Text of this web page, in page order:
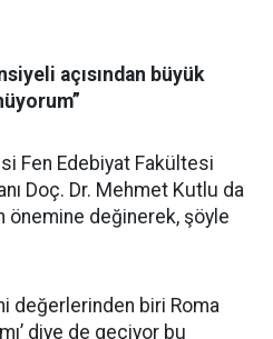
açısından büyük
Fen Edebiyat Fakültesi
Doç. Dr. Mehmet Kutlu da
önemine değinerek, şöyle
değerlerinden biri Roma
diye de geçiyor bu